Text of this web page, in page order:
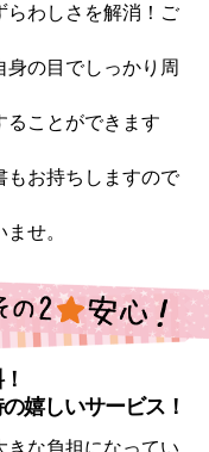
らわしさを解消！ご
身の目でしっかり周
ることができます
もお持ちしますので
せ。
嬉しいサービス！